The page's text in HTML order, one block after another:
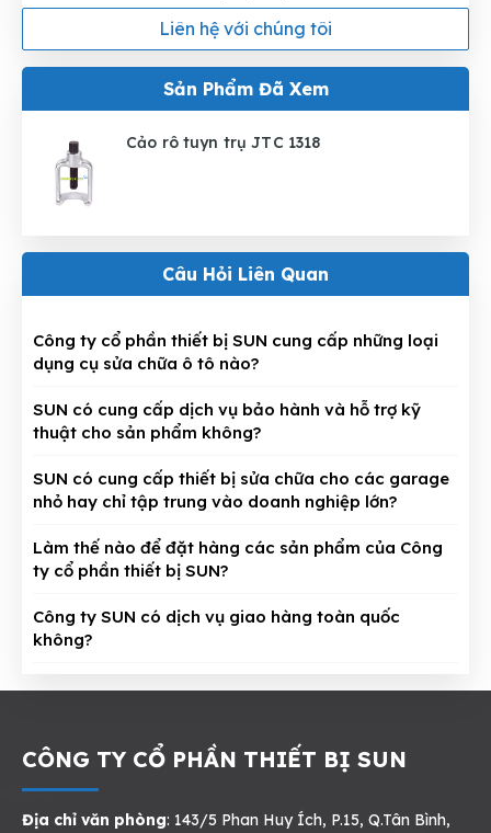
Liên hệ với chúng tôi
Sản Phẩm Đã Xem
Cảo rô tuyn trụ JTC 1318
Câu Hỏi Liên Quan
Công ty cổ phần thiết bị SUN cung cấp những loại
dụng cụ sửa chữa ô tô nào?
SUN có cung cấp dịch vụ bảo hành và hỗ trợ kỹ
thuật cho sản phẩm không?
SUN có cung cấp thiết bị sửa chữa cho các garage
nhỏ hay chỉ tập trung vào doanh nghiệp lớn?
Làm thế nào để đặt hàng các sản phẩm của Công
ty cổ phần thiết bị SUN?
Công ty SUN có dịch vụ giao hàng toàn quốc
không?
CÔNG TY CỔ PHẦN THIẾT BỊ SUN
Địa chỉ văn phòng: 143/5 Phan Huy Ích, P.15, Q.Tân Bình,